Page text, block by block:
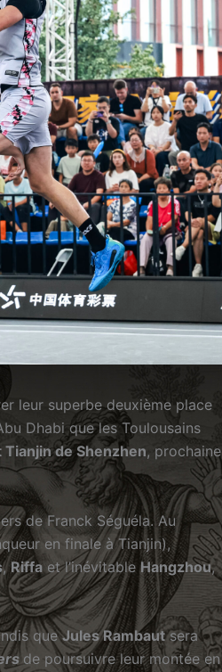
leur superbe deuxième place
Dhabi que les Toulousains
de Shenzhen, prochaine
de Franck Séguéla. Au
en finale à Tianjin),
,Riffa et l’inévitableHangzhou,
queJules Rambautsera
de poursuivre leur montée en